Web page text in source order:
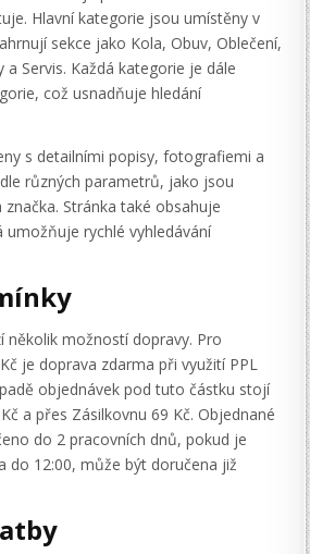
Hlavní kategorie jsou umístěny v
sekce jako Kola, Obuv, Oblečení,
Servis. Každá kategorie je dále
což usnadňuje hledání
s detailními popisy, fotografiemi a
různých parametrů, jako jsou
Stránka také obsahuje
umožňuje rychlé vyhledávání
několik možností dopravy. Pro
je doprava zdarma při využití PPL
objednávek pod tuto částku stojí
a přes Zásilkovnu 69 Kč. Objednané
do 2 pracovních dnů, pokud je
do 12:00, může být doručena již